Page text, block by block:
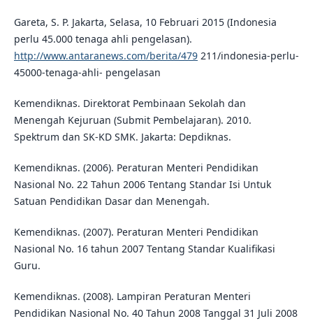
Gareta, S. P. Jakarta, Selasa, 10 Februari 2015 (Indonesia
perlu 45.000 tenaga ahli pengelasan).
http://www.antaranews.com/berita/479211/indonesia-perlu-
45000-tenaga-ahli- pengelasan
Kemendiknas. Direktorat Pembinaan Sekolah dan
Menengah Kejuruan (Submit Pembelajaran). 2010.
Spektrum dan SK-KD SMK. Jakarta: Depdiknas.
Kemendiknas. (2006). Peraturan Menteri Pendidikan
Nasional No. 22 Tahun 2006 Tentang Standar Isi Untuk
Satuan Pendidikan Dasar dan Menengah.
Kemendiknas. (2007). Peraturan Menteri Pendidikan
Nasional No. 16 tahun 2007 Tentang Standar Kualifikasi
Guru.
Kemendiknas. (2008). Lampiran Peraturan Menteri
Pendidikan Nasional No. 40 Tahun 2008 Tanggal 31 Juli 2008